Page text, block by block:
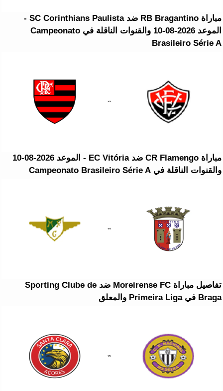
مباراة RB Bragantino ضد SC Corinthians Paulista -
الموعد 2026-08-10 والقنوات الناقلة في Campeonato
Brasileiro Série A
مباراة CR Flamengo ضد EC Vitória - الموعد 2026-08-10
والقنوات الناقلة في Campeonato Brasileiro Série A
تفاصيل مباراة Moreirense FC ضد Sporting Clube de
Braga في Primeira Liga والمعلق